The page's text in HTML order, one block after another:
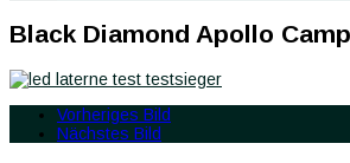
Black Diamond Apollo
Vorheriges Bild
Nächstes Bild